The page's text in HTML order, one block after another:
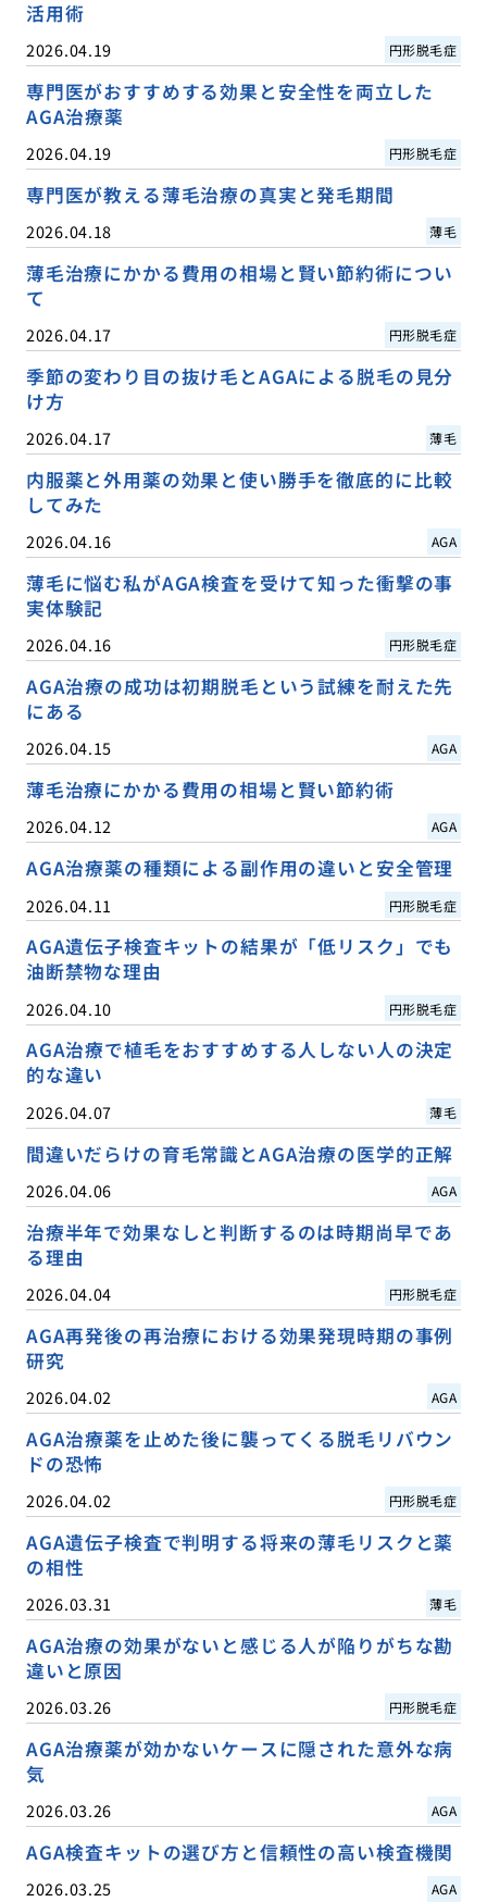
活用術
2026.04.19 円形脱毛症
専門医がおすすめする効果と安全性を両立した
AGA治療薬
2026.04.19 円形脱毛症
専門医が教える薄毛治療の真実と発毛期間
2026.04.18 薄毛
薄毛治療にかかる費用の相場と賢い節約術につい
て
2026.04.17 円形脱毛症
季節の変わり目の抜け毛とAGAによる脱毛の見分
け方
2026.04.17 薄毛
内服薬と外用薬の効果と使い勝手を徹底的に比較
してみた
2026.04.16 AGA
薄毛に悩む私がAGA検査を受けて知った衝撃の事
実体験記
2026.04.16 円形脱毛症
AGA治療の成功は初期脱毛という試練を耐えた先
にある
2026.04.15 AGA
薄毛治療にかかる費用の相場と賢い節約術
2026.04.12 AGA
AGA治療薬の種類による副作用の違いと安全管理
2026.04.11 円形脱毛症
AGA遺伝子検査キットの結果が「低リスク」でも
油断禁物な理由
2026.04.10 円形脱毛症
AGA治療で植毛をおすすめする人しない人の決定
的な違い
2026.04.07 薄毛
間違いだらけの育毛常識とAGA治療の医学的正解
2026.04.06 AGA
治療半年で効果なしと判断するのは時期尚早であ
る理由
2026.04.04 円形脱毛症
AGA再発後の再治療における効果発現時期の事例
研究
2026.04.02 AGA
AGA治療薬を止めた後に襲ってくる脱毛リバウン
ドの恐怖
2026.04.02 円形脱毛症
AGA遺伝子検査で判明する将来の薄毛リスクと薬
の相性
2026.03.31 薄毛
AGA治療の効果がないと感じる人が陥りがちな勘
違いと原因
2026.03.26 円形脱毛症
AGA治療薬が効かないケースに隠された意外な病
気
2026.03.26 AGA
AGA検査キットの選び方と信頼性の高い検査機関
2026.03.25 AGA